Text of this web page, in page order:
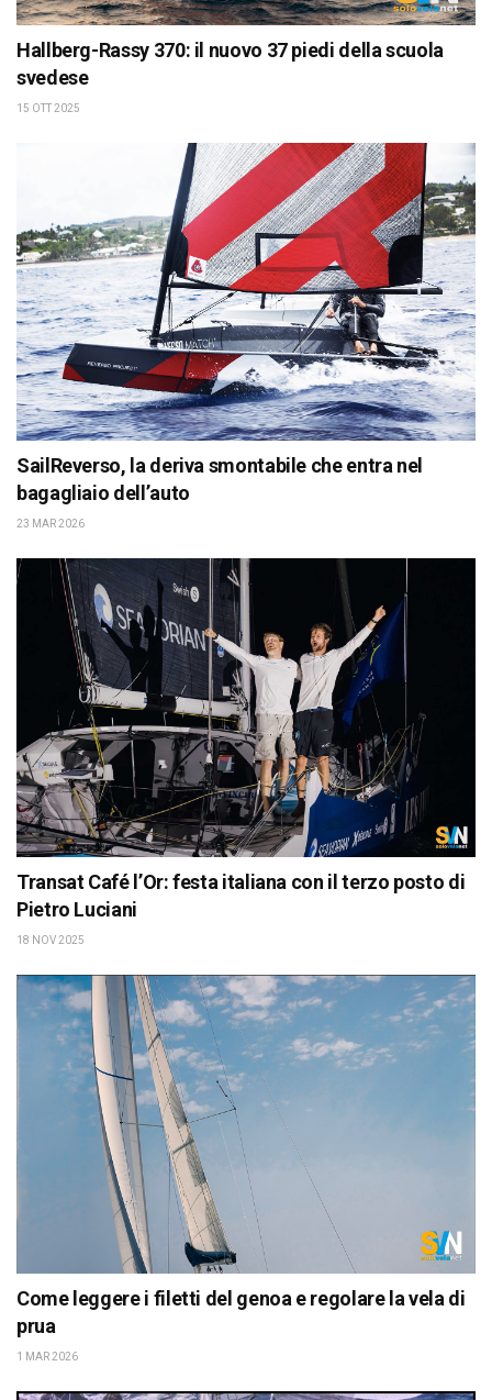
Hallberg-Rassy 370: il nuovo 37 piedi della scuola
svedese
15 OTT 2025
SailReverso, la deriva smontabile che entra nel
bagagliaio dell’auto
23 MAR 2026
Transat Café l’Or: festa italiana con il terzo posto di
Pietro Luciani
18 NOV 2025
Come leggere i filetti del genoa e regolare la vela di
prua
1 MAR 2026